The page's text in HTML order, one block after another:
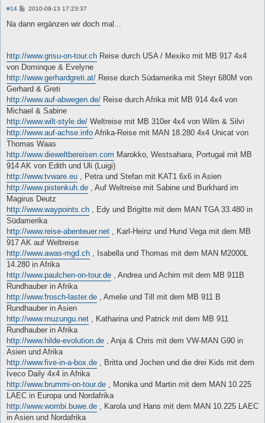
#14
B
i
2010-09-13 17:23:37
Na dann ergänzen wir doch mal...
http://www.grisu-on-tour.ch Reise durch USA / Mexiko mit MB 917 4x4
von Dominque & Evelyne
http://www.gerhardgreti.at/ Reise durch Südamerika mit Steyr 680M von
Gerhard & Greti
http://www.auf-abwegen.de/ Reise durch Afrika mit MB 914 4x4 von
Michael & Sabine
http://www.wilt-style.de/ Weltreise mit MB 310er 4x4 von Wilm & Silvi
http://www.auf-achse.info Afrika-Reise mit MAN 18.280 4x4 Unicat von
Thomas Waas
http://www.dieweltbereisen.com Marokko, Westsahara, Portugal mit MB
914 AK von Edith und Uli (Luigi)
http://www.tvware.eu , Petra und Stefan mit KAT1 6x6 in Asien
http://www.pistenkuh.de , Auf Weltreise mit Sabine und Burkhard im
Magirus Deutz
http://www.waypoints.ch , Edy und Brigitte mit dem MAN TGA 33.480 in
Südamerika
http://www.reise-abenteuer.net , Karl-Heinz und Hund Vega mit dem MB
917 AK auf Weltreise
http://www.awas-mgd.ch , Isabella und Thomas mit dem MAN M2000L
14.280 in Afrika
http://www.paulchen-on-tour.de , Andrea und Achim mit dem MB 911B
Rundhauber in Afrika
http://www.frosch-laster.de , Amelie und Till mit dem MB 911 B
Rundhauber in Asien
http://www.muzungu.net , Katharina und Patrick mit dem MB 911
Rundhauber in Afrika
http://www.hilde-evolution.de , Anja & Chris mit dem VW-MAN G90 in
Asien und Afrika
http://www.five-in-a-box.de , Britta und Jochen und die drei Kids mit dem
Iveco Daily 4x4 in Afrika
http://www.brummi-on-tour.de , Monika und Martin mit dem MAN 10.225
LAEC in Europa und Nordafrika
http://www.wombi.buwe.de , Karola und Hans mit dem MAN 10.225 LAEC
in Asien und Nordafrika